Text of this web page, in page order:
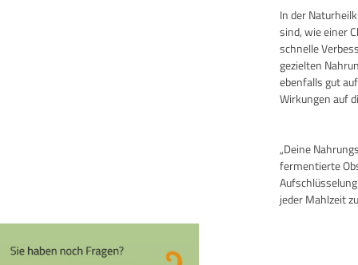
In der
sind, wie einer
schnelle
gezielten
ebenfalls gut
Wirkungen auf
„Deine
fermentierte
jeder Mahlzeit